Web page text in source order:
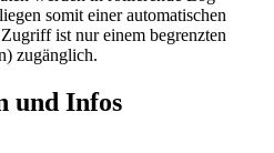
somit einer automatischen
ist nur einem begrenzten
zugänglich.
und Infos